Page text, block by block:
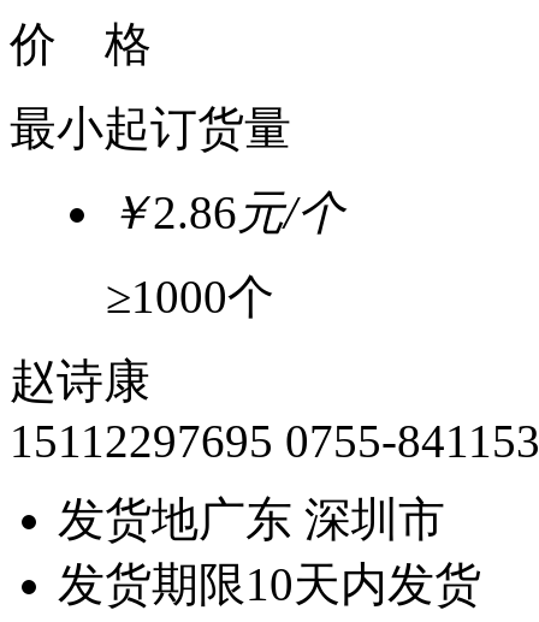
价 格
最小起订货量
￥2.86元/个
≥1000个
赵诗康
15112297695 0755-
发货地广东 深圳市
发货期限10天内发货